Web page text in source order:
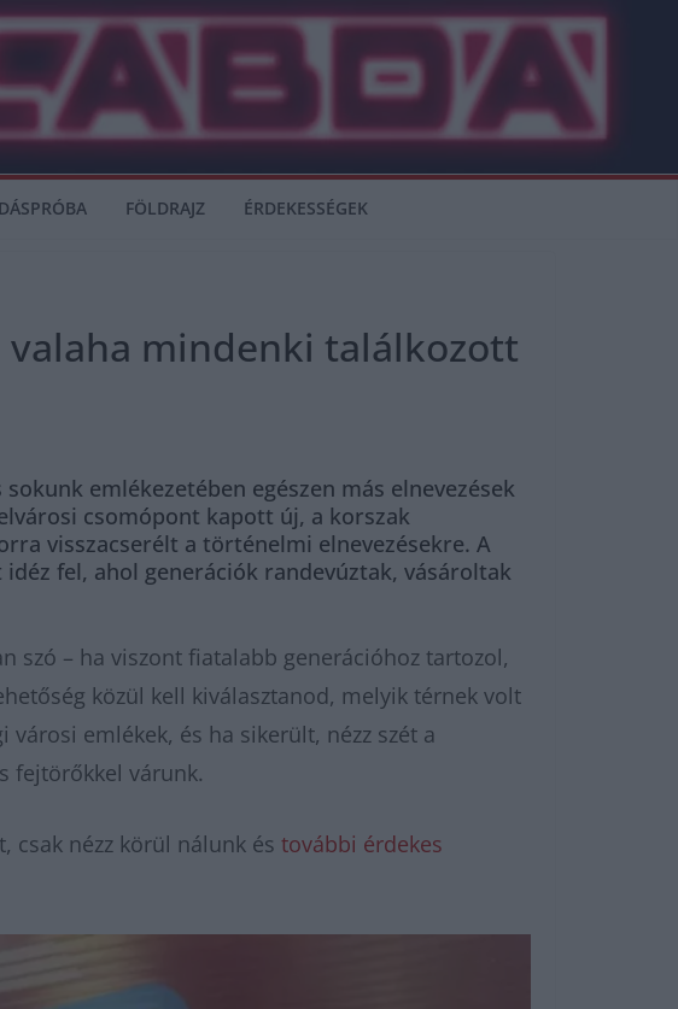
FÖLDRAJZ ÉRDEKESSÉGEK
valaha mindenki találkozott
emlékezetében egészen más elnevezések
csomópont kapott új, a korszak
visszacserélt a történelmi elnevezésekre. A
fel, ahol generációk randevúztak, vásároltak
szó – ha viszont fiatalabb generációhoz tartozol,
közül kell kiválasztanod, melyik térnek volt
emlékek, és ha sikerült, nézz szét a
fejtörőkkel várunk.
csak nézz körül nálunk és további érdekes